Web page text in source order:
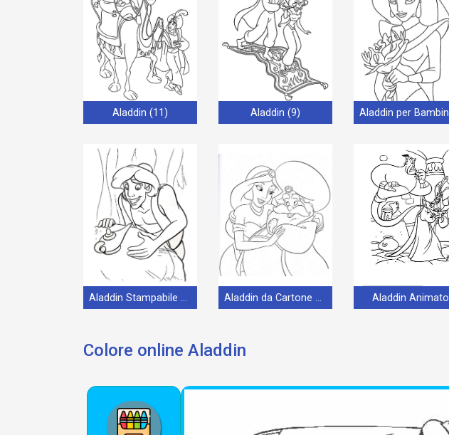
Aladdin (11) Aladdin (9)
Aladdin Stampabile Gratis Aladdin da Cartone Animato Aladdin Animato
Colore online Aladdin